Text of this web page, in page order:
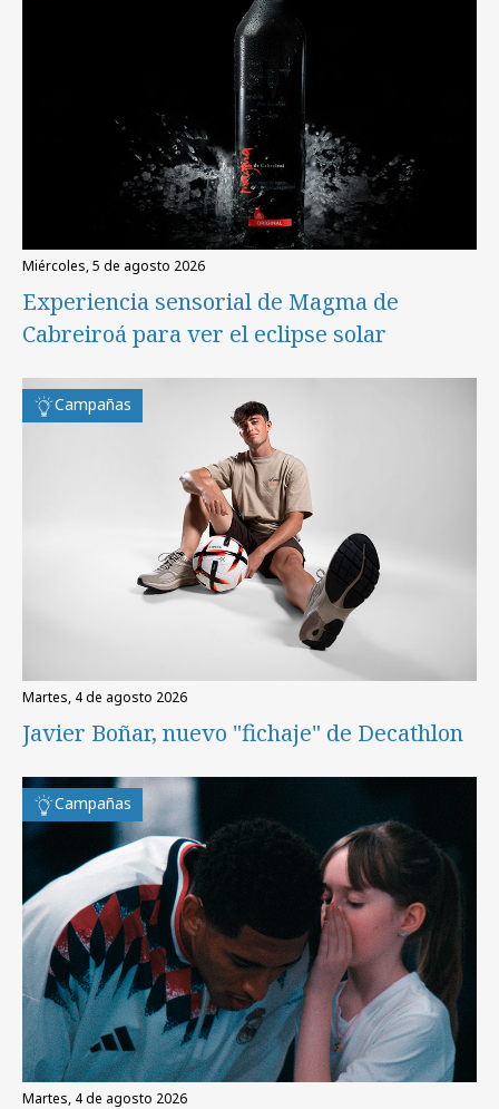
miércoles, 5 de agosto 2026
Experiencia sensorial de Magma de
Cabreiroá para ver el eclipse solar
Campañas
martes, 4 de agosto 2026
Javier Boñar, nuevo "fichaje" de Decathlon
Campañas
martes, 4 de agosto 2026